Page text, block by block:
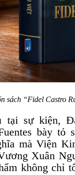
sách “Fidel Castro
tại sự kiện,
bày tỏ
mà Viện
Xuân
không chỉ